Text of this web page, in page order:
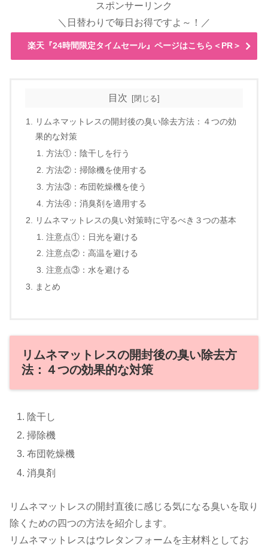
スポンサーリンク
＼日替わりで毎日お得ですよ～！／
楽天『24時間限定タイムセール』ページはこちら＜PR＞
目次
リムネマットレスの開封後の臭い除去方法：４つの効
果的な対策
方法①：陰干しを行う
方法②：掃除機を使用する
方法③：布団乾燥機を使う
方法④：消臭剤を適用する
リムネマットレスの臭い対策時に守るべき３つの基本
注意点①：日光を避ける
注意点②：高温を避ける
注意点③：水を避ける
まとめ
リムネマットレスの開封後の臭い除去方
法：４つの効果的な対策
陰干し
掃除機
布団乾燥機
消臭剤
リムネマットレスの開封直後に感じる気になる臭いを取り
除くための四つの方法を紹介します。
リムネマットレスはウレタンフォームを主材料としてお